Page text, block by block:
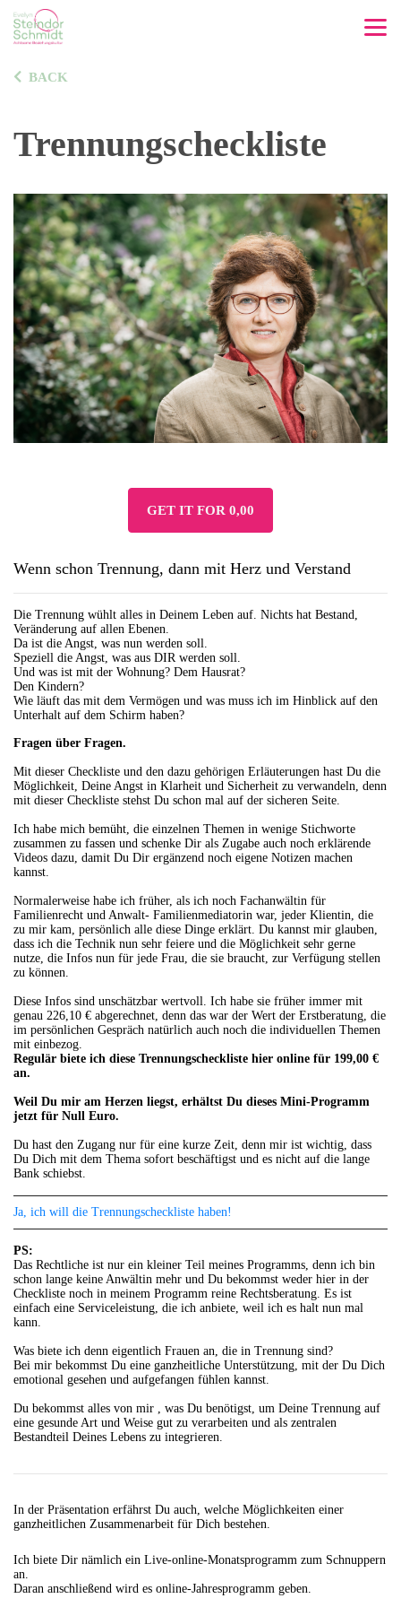
BACK
Trennungscheckliste
GET IT FOR 0,00
Wenn schon Trennung, dann mit Herz und Verstand
Die Trennung wühlt alles in Deinem Leben auf. Nichts hat Bestand,
Veränderung auf allen Ebenen.
Da ist die Angst, was nun werden soll.
Speziell die Angst, was aus DIR werden soll.
Und was ist mit der Wohnung? Dem Hausrat?
Den Kindern?
Wie läuft das mit dem Vermögen und was muss ich im Hinblick auf den
Unterhalt auf dem Schirm haben?
Fragen über Fragen.
Mit dieser Checkliste und den dazu gehörigen Erläuterungen hast Du die
Möglichkeit, Deine Angst in Klarheit und Sicherheit zu verwandeln, denn
mit dieser Checkliste stehst Du schon mal auf der sicheren Seite.
Ich habe mich bemüht, die einzelnen Themen in wenige Stichworte
zusammen zu fassen und schenke Dir als Zugabe auch noch erklärende
Videos dazu, damit Du Dir ergänzend noch eigene Notizen machen
kannst.
Normalerweise habe ich früher, als ich noch Fachanwältin für
Familienrecht und Anwalt- Familienmediatorin war, jeder Klientin, die
zu mir kam, persönlich alle diese Dinge erklärt. Du kannst mir glauben,
dass ich die Technik nun sehr feiere und die Möglichkeit sehr gerne
nutze, die Infos nun für jede Frau, die sie braucht, zur Verfügung stellen
zu können.
Diese Infos sind unschätzbar wertvoll. Ich habe sie früher immer mit
genau 226,10 € abgerechnet, denn das war der Wert der Erstberatung, die
im persönlichen Gespräch natürlich auch noch die individuellen Themen
mit einbezog.
Regulär biete ich diese Trennungscheckliste hier online für 199,00 €
an.
Weil Du mir am Herzen liegst, erhältst Du dieses Mini-Programm
jetzt für Null Euro.
Du hast den Zugang nur für eine kurze Zeit, denn mir ist wichtig, dass
Du Dich mit dem Thema sofort beschäftigst und es nicht auf die lange
Bank schiebst.
Ja, ich will die Trennungscheckliste haben!
PS:
Das Rechtliche ist nur ein kleiner Teil meines Programms, denn ich bin
schon lange keine Anwältin mehr und Du bekommst weder hier in der
Checkliste noch in meinem Programm reine Rechtsberatung. Es ist
einfach eine Serviceleistung, die ich anbiete, weil ich es halt nun mal
kann.
Was biete ich denn eigentlich Frauen an, die in Trennung sind?
Bei mir bekommst Du eine ganzheitliche Unterstützung, mit der Du Dich
emotional gesehen und aufgefangen fühlen kannst.
Du bekommst alles von mir , was Du benötigst, um Deine Trennung auf
eine gesunde Art und Weise gut zu verarbeiten und als zentralen
Bestandteil Deines Lebens zu integrieren.
In der Präsentation erfährst Du auch, welche Möglichkeiten einer
ganzheitlichen Zusammenarbeit für Dich bestehen.
Ich biete Dir nämlich ein Live-online-Monatsprogramm zum Schnuppern
an.
Daran anschließend wird es online-Jahresprogramm geben.